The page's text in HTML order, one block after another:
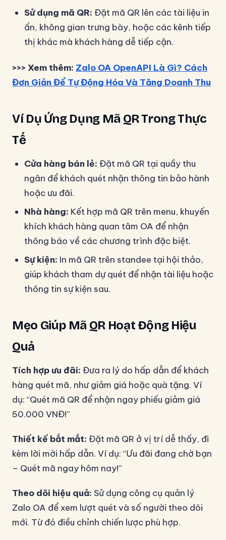
Sử dụng mã QR: Đặt mã QR lên các tài liệu in
ấn, không gian trưng bày, hoặc các kênh tiếp
thị khác mà khách hàng dễ tiếp cận.
>>> Xem thêm: Zalo OA OpenAPI Là Gì? Cách
Đơn Giản Để Tự Động Hóa Và Tăng Doanh Thu
Ví Dụ Ứng Dụng Mã QR Trong Thực
Tế
Cửa hàng bán lẻ: Đặt mã QR tại quầy thu
ngân để khách quét nhận thông tin bảo hành
hoặc ưu đãi.
Nhà hàng: Kết hợp mã QR trên menu, khuyến
khích khách hàng quan tâm OA để nhận
thông báo về các chương trình đặc biệt.
Sự kiện: In mã QR trên standee tại hội thảo,
giúp khách tham dự quét để nhận tài liệu hoặc
thông tin sự kiện sau.
Mẹo Giúp Mã QR Hoạt Động Hiệu
Quả
Tích hợp ưu đãi: Đưa ra lý do hấp dẫn để khách
hàng quét mã, như giảm giá hoặc quà tặng. Ví
dụ: “Quét mã QR để nhận ngay phiếu giảm giá
50.000 VNĐ!”
Thiết kế bắt mắt: Đặt mã QR ở vị trí dễ thấy, đi
kèm lời mời hấp dẫn. Ví dụ: “Ưu đãi đang chờ bạn
– Quét mã ngay hôm nay!”
Theo dõi hiệu quả: Sử dụng công cụ quản lý
Zalo OA để xem lượt quét và số người theo dõi
mới. Từ đó điều chỉnh chiến lược phù hợp.